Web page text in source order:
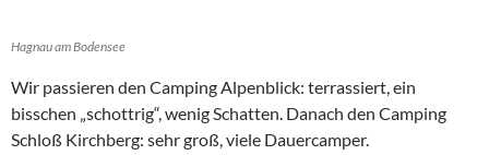
Hagnau am Bodensee
Wir passieren den Camping Alpenblick: terrassiert, ein
bisschen „schottrig“, wenig Schatten. Danach den Camping
Schloß Kirchberg: sehr groß, viele Dauercamper.